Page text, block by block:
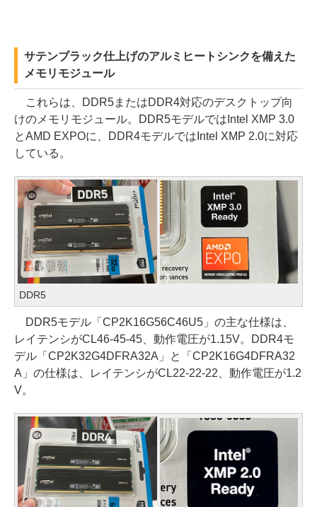
サテンブラック仕上げのアルミヒートシンクを備えた
メモリモジュール
これらは、DDR5またはDDR4対応のデスクトップ向
けのメモリモジュール。DDR5モデルではIntel XMP 3.0
とAMD EXPOに、DDR4モデルではIntel XMP 2.0に対応
している。
DDR5
DDR5モデル「CP2K16G56C46U5」の主な仕様は、
レイテンシがCL46-45-45、動作電圧が1.15V。DDR4モ
デル「CP2K32G4DFRA32A」と「CP2K16G4DFRA32
A」の仕様は、レイテンシがCL22-22-22、動作電圧が1.2
V。